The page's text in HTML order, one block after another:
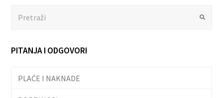
PITANJA I ODGOVORI
PLAĆE I NAKNADE